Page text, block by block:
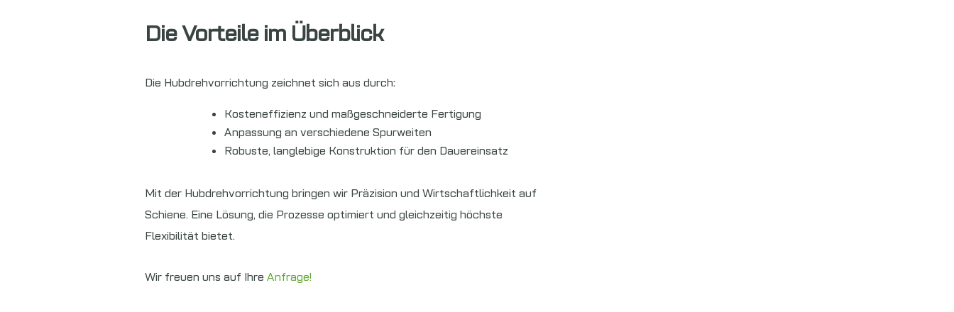
Die Vorteile im Überblick
Die Hubdrehvorrichtung zeichnet sich aus durch:
Kosteneffizienz und maßgeschneiderte Fertigung
Anpassung an verschiedene Spurweiten
Robuste, langlebige Konstruktion für den Dauereinsatz
Mit der Hubdrehvorrichtung bringen wir Präzision und Wirtschaftlichkeit auf
Schiene. Eine Lösung, die Prozesse optimiert und gleichzeitig höchste
Flexibilität bietet.
Wir freuen uns auf IhreAnfrage!